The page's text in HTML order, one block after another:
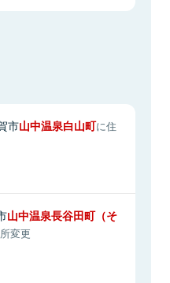
市山中温泉白山町に住
山中温泉長谷田町（そ
変更